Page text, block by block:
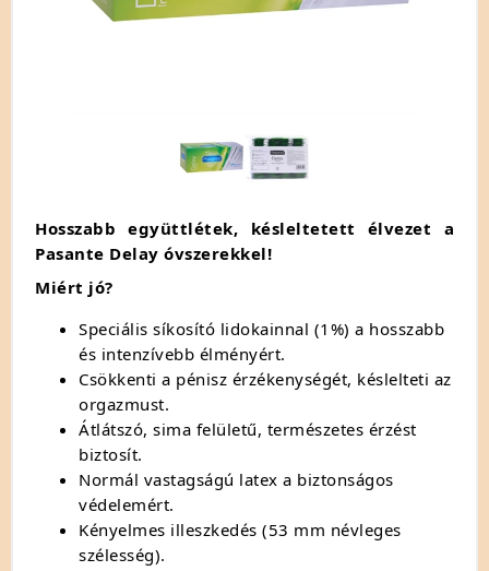
Hosszabb együttlétek, késleltetett élvezet a
Pasante Delay óvszerekkel!
Miért jó?
Speciális síkosító lidokainnal (1%) a hosszabb
és intenzívebb élményért.
Csökkenti a pénisz érzékenységét, késlelteti az
orgazmust.
Átlátszó, sima felületű, természetes érzést
biztosít.
Normál vastagságú latex a biztonságos
védelemért.
Kényelmes illeszkedés (53 mm névleges
szélesség).